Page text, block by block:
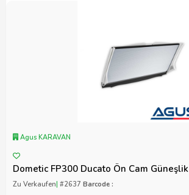
Agus KARAVAN
Dometic FP300 Ducato Ön Cam Güneşlik
Zu Verkaufen| #2637 Barcode :